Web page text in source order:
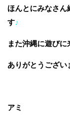
ほんとにみなさん
す♪
また沖縄に遊び
ありがとうござい
アミ